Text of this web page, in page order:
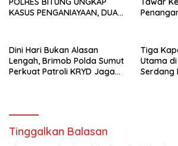
KASUS PENGANIAYAAN, DUA
Dini Hari Bukan Alasan
Lengah, Brimob Polda Sumut
Perkuat Patroli KRYD Jaga
Tiga
Utama
Serdang
Tinggalkan Balasan